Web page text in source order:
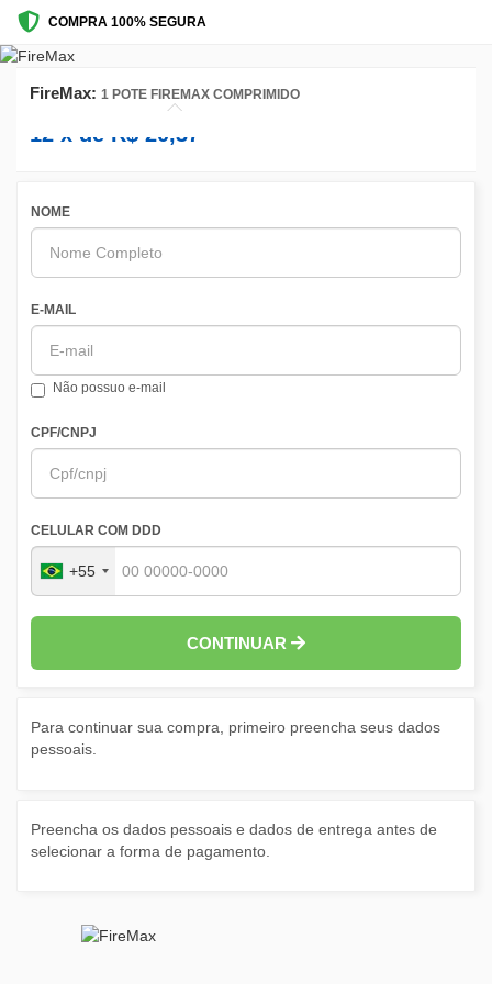
COMPRA 100% SEGURA
FireMax: 1 POTE FIREMAX COMPRIMIDO
12 x de R$ 20,37
NOME
E-MAIL
Não possuo e-mail
CPF/CNPJ
CELULAR COM DDD
+55
CONTINUAR
Para continuar sua compra, primeiro preencha seus dados
pessoais.
Preencha os dados pessoais e dados de entrega antes de
selecionar a forma de pagamento.